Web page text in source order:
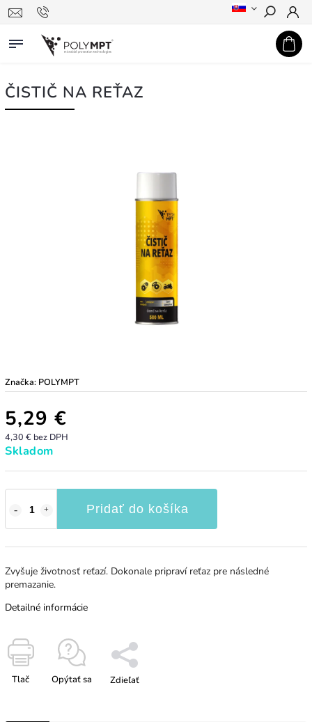
Hľadať
ČISTIČ NA REŤAZ
Značka: POLYMPT
5,29 €
4,30 € bez DPH
Skladom
Pridať do košíka
Zvyšuje životnosť reťazí. Dokonale pripraví reťaz pre následné
premazanie.
Detailné informácie
Tlač Opýtať sa Zdieľať